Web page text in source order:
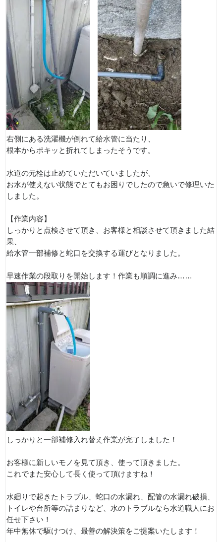
右側にある洗濯機が倒れて給水管に当たり、
根本からポキッと折れてしまったそうです。
水道の元栓は止めていただいていましたが、
お水が使えない状態でとてもお困りでしたので急いで修理いた
しました。
【作業内容】
しっかりと点検させて頂き、お客様と相談させて頂きました結
果、
給水管一部補修と蛇口を交換する運びとなりました。
早速作業の段取りを開始します！作業も順調に進み……
しっかりと一部補修入れ替え作業が完了しました！
お客様に新しいモノを見て頂き、使って頂きました。
これでまた安心して長く使って頂けますね！
水廻りで起きたトラブル、蛇口の水漏れ、配管の水漏れ破損、
トイレや台所等の詰まりなど、水のトラブルなら水道職人にお
任せ下さい！
年中無休で駆けつけ、最善の解決策をご提案いたします！